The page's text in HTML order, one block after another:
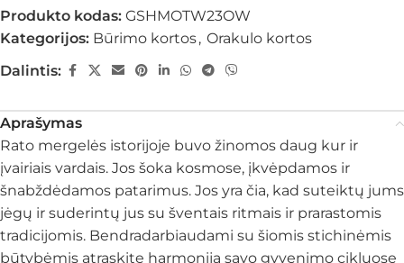
Produkto kodas: GSHMOTW23OW
Kategorijos: Būrimo kortos, Orakulo kortos
Dalintis:
Aprašymas
Rato mergelės istorijoje buvo žinomos daug kur ir
įvairiais vardais. Jos šoka kosmose, įkvėpdamos ir
šnabždėdamos patarimus. Jos yra čia, kad suteiktų jums
jėgų ir suderintų jus su šventais ritmais ir prarastomis
tradicijomis. Bendradarbiaudami su šiomis stichinėmis
būtybėmis atraskite harmoniją savo gyvenimo cikluose